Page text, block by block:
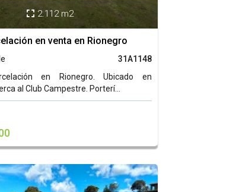
 2.112 m2
en venta en Rionegro
31A1148
en Rionegro. Ubicado en
al Club Campestre. Porterí...